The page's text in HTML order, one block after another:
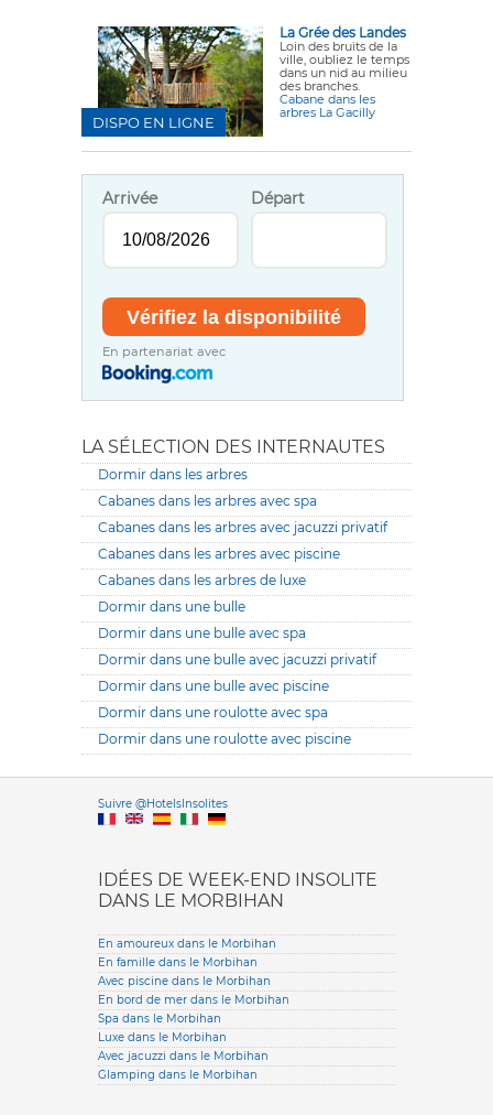
La Grée des Landes
Loin des bruits de la
ville, oubliez le temps
dans un nid au milieu
des branches.
Cabane dans les
arbres La Gacilly
DISPO EN LIGNE
Arrivée Départ
En partenariat avec
LA SÉLECTION DES INTERNAUTES
Dormir dans les arbres
Cabanes dans les arbres avec spa
Cabanes dans les arbres avec jacuzzi privatif
Cabanes dans les arbres avec piscine
Cabanes dans les arbres de luxe
Dormir dans une bulle
Dormir dans une bulle avec spa
Dormir dans une bulle avec jacuzzi privatif
Dormir dans une bulle avec piscine
Dormir dans une roulotte avec spa
Dormir dans une roulotte avec piscine
Suivre @HotelsInsolitesVersione
IDÉES DE WEEK-END INSOLITE
DANS LE MORBIHAN
En amoureux dans le Morbihan
En famille dans le Morbihan
Avec piscine dans le Morbihan
En bord de mer dans le Morbihan
Spa dans le Morbihan
Luxe dans le Morbihan
Avec jacuzzi dans le Morbihan
Glamping dans le Morbihan